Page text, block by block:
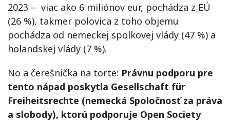
2023 – viac ako 6 miliónov eur, pochádza z EÚ
(26 %), takmer polovica z toho objemu
pochádza od nemeckej spolkovej vlády (47 %) a
holandskej vlády (7 %).
No a čerešnička na torte: Právnu podporu pre
tento nápad poskytla Gesellschaft für
Freiheitsrechte (nemecká Spoločnosť za práva
a slobody), ktorú podporuje Open Society